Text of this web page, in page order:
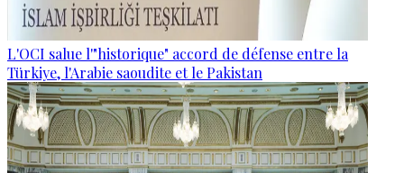
L'OCI salue l'"historique" accord de défense entre la
Türkiye, l'Arabie saoudite et le Pakistan